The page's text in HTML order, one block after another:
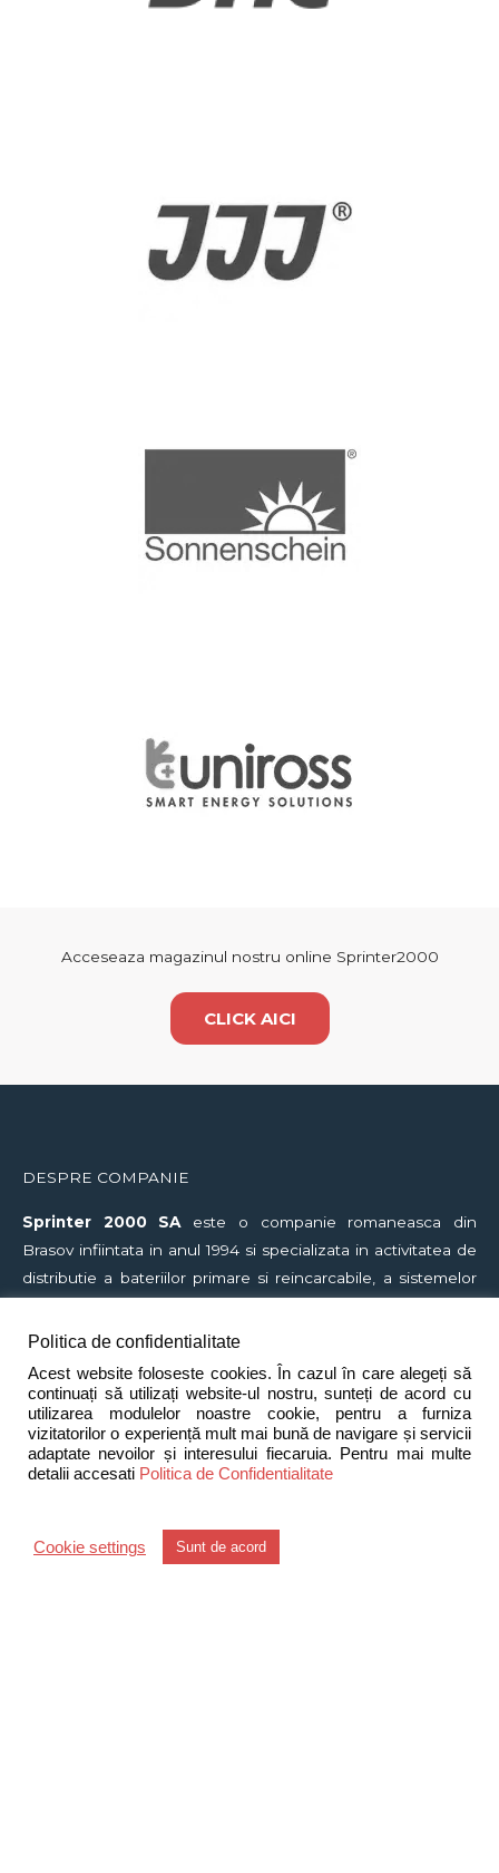
Acceseaza magazinul nostru online Sprinter2000
CLICK AICI
DESPRE COMPANIE
Sprinter 2000 SA este o companie romaneasca din
Brasov infiintata in anul 1994 si specializata in activitatea de
distributie a bateriilor primare si reincarcabile, a sistemelor
UPS-uri, generatoare), lanternelor profesionale (ATEX,
tactice, subacvatice), lanternelor hobby, mijloacelor de
mobilitate urbana (trotinete si biciclete electrice) si a unei
game largi de produse pentru intretinerea autovehiculelor.
De asemenea, compania noastra produce corpuri de
iluminat, acumulatori pentru statii de emisie-receptie,
conform specificatiilor clientilor nostri.
Politica de confidentialitate
Acest website foloseste cookies. În cazul în care alegeți să
continuați să utilizați website-ul nostru, sunteți de acord cu
utilizarea modulelor noastre cookie, pentru a furniza
vizitatorilor o experiență mult mai bună de navigare și servicii
adaptate nevoilor și interesului fiecaruia. Pentru mai multe
detalii accesati Politica de Confidentialitate
Cookie settings Sunt de acord